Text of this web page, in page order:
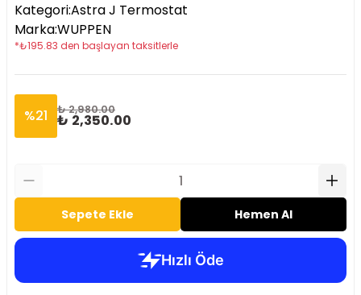
Kategori:Astra J Termostat
Marka:WUPPEN
*₺195.83 den başlayan taksitlerle
%21 ₺ 2,980.00
₺ 2,350.00
Sepete Ekle Hemen Al